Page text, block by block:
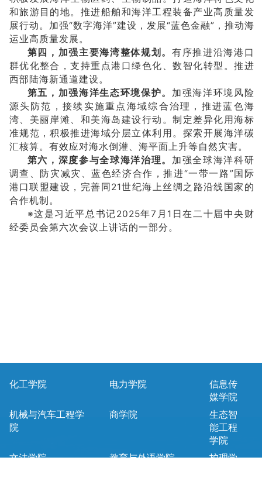
和旅游目的地。推进船舶和海洋工程装备产业高质量发
展行动。加强“数字海洋”建设，发展“蓝色金融”，推动海
运业高质量发展。
第四，加强主要海湾整体规划。有序推进沿海港口
群优化整合，支持重点港口绿色化、数智化转型。推进
西部陆海新通道建设。
第五，加强海洋生态环境保护。 加强海洋环境风险
源头防范，接续实施重点海域综合治理，推进蓝色海
湾、美丽岸滩、和美海岛建设行动。制定差异化用海标
准规范，积极推进海域分层立体利用。探索开展海洋碳
汇核算。有效应对海水倒灌、海平面上升等自然灾害。
第六，深度参与全球海洋治理。 加强全球海洋科研
调查、防灾减灾、蓝色经济合作，推进“一带一路”国际
港口联盟建设，完善同21世纪海上丝绸之路沿线国家的
合作机制。
※这是习近平总书记2025年7月1日在二十届中央财
经委员会第六次会议上讲话的一部分。
化工学院 电力学院
信息传
媒学院
机械与汽车工程学
院
商学院
生态智
能工程
学院
文法学院
教育与外语学院
护理学